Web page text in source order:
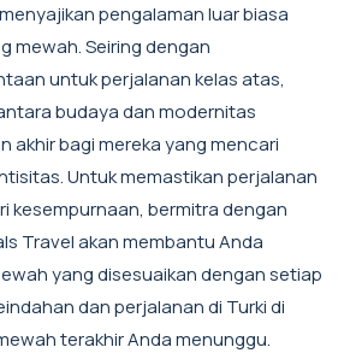
pengalaman luar biasa
mewah. Seiring dengan
untuk perjalanan kelas atas,
budaya dan modernitas
akhir bagi mereka yang mencari
Untuk memastikan perjalanan
kesempurnaan, bermitra dengan
Travelakan membantu Anda
yang disesuaikan dengan setiap
dan perjalanan di Turki di
terakhir Anda menunggu.